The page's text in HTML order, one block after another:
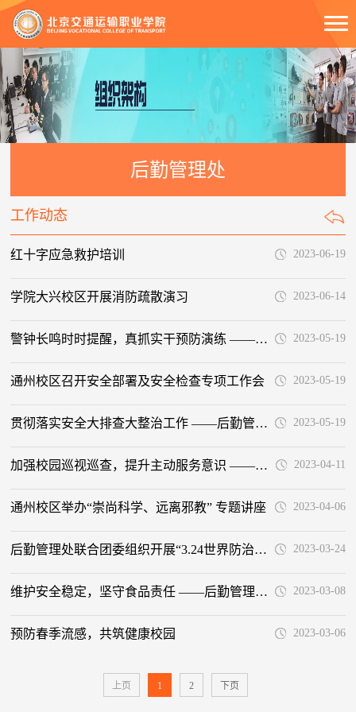
后勤管理处
工作动态
2023-06-19
红十字应急救护培训
2023-06-14
学院大兴校区开展消防疏散演习
2023-05-19
警钟长鸣时时提醒，真抓实干预防演练 ——学院开展应急疏散演练及消防培训
2023-05-19
通州校区召开安全部署及安全检查专项工作会
2023-05-19
贯彻落实安全大排查大整治工作 ——后勤管理处召开5月份工作例会
2023-04-11
加强校园巡视巡查，提升主动服务意识 ——后勤管理处召开4月份工作例会
2023-04-06
通州校区举办“崇尚科学、远离邪教” 专题讲座
2023-03-24
后勤管理处联合团委组织开展“3.24世界防治结核病日”宣传活动
2023-03-08
维护安全稳定，坚守食品责任 ——后勤管理处召开专题工作会议
2023-03-06
预防春季流感，共筑健康校园
上页 1 2 下页